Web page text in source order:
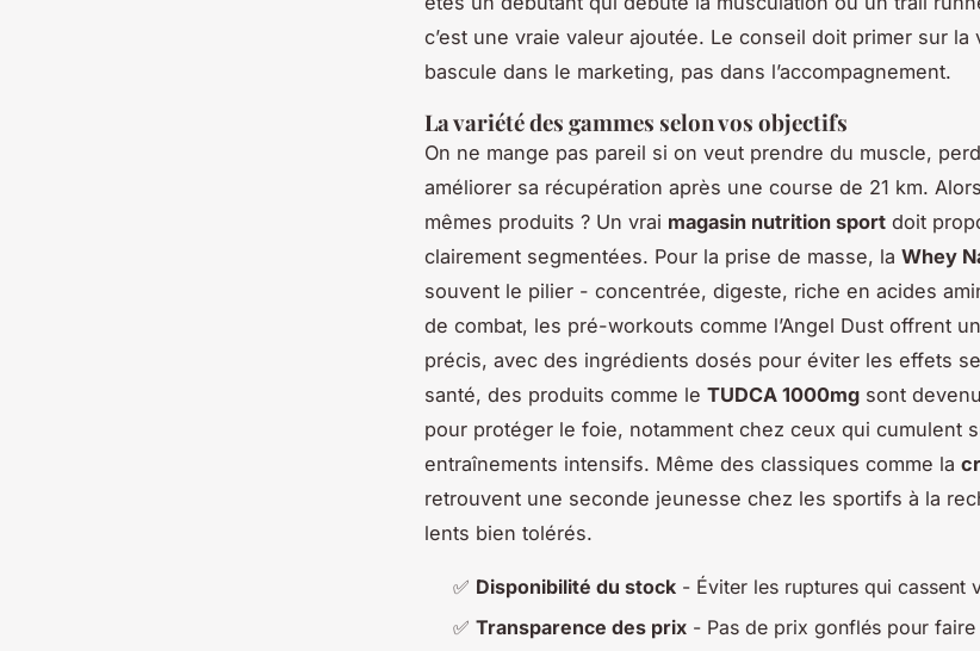
c’est une vraie valeur ajoutée. Le conseil doit primer sur la
bascule dans le marketing, pas dans l’accompagnement.
La variété des gammes selon vos objectifs
On ne mange pas pareil si on veut prendre du muscle,
améliorer sa récupération après une course de 21 km.
mêmes produits ? Un vrai magasin nutrition sport doit
clairement segmentées. Pour la prise de masse, la Whey
souvent le pilier - concentrée, digeste, riche en acides
de combat, les pré-workouts comme l’Angel Dust offrent
précis, avec des ingrédients dosés pour éviter les effets
santé, des produits comme le TUDCA 1000mg sont
pour protéger le foie, notamment chez ceux qui cumulent
entraînements intensifs. Même des classiques comme la
retrouvent une seconde jeunesse chez les sportifs à la
lents bien tolérés.
✅ Disponibilité du stock - Éviter les ruptures qui cassent
✅ Transparence des prix - Pas de prix gonflés pour